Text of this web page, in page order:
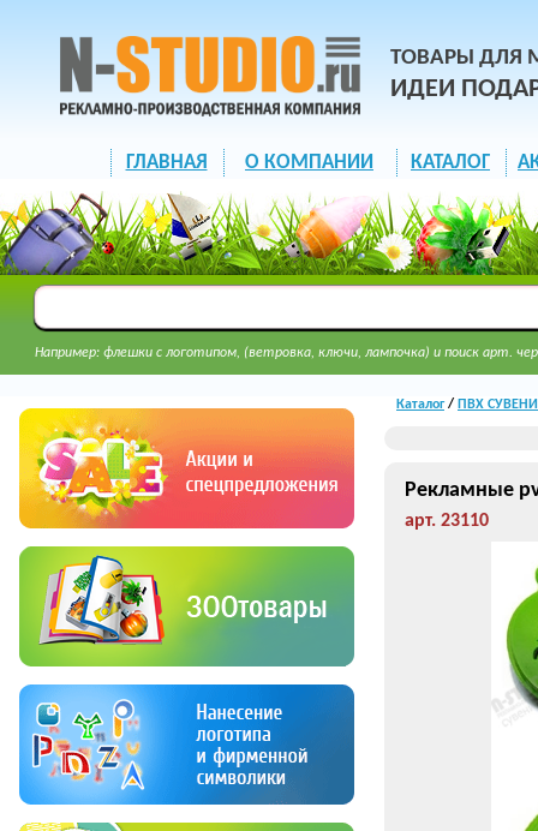
ТОВАРЫ ДЛЯ
ИДЕИ
ГЛАВНАЯ О КОМПАНИИ КАТАЛОГ
Например: флешки с логотипом, (ветровка, ключи, лампочка) и поиск арт.
Каталог/ ПВХ
Рекламные
арт. 23110